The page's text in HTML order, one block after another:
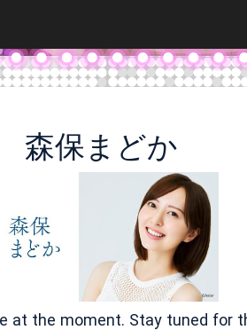
森保まどか
at the moment. Stay tuned for